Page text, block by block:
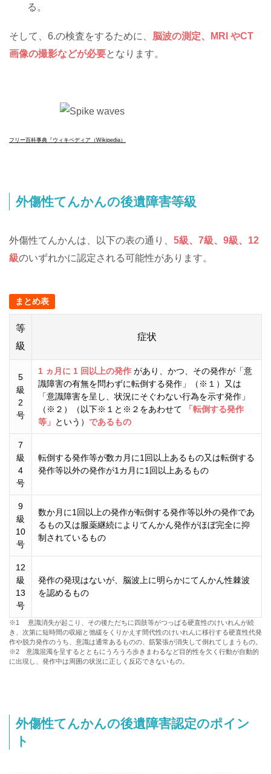
る。
そして、6.の検査をするために、 脳波の測定、 MRI やCT
画像の撮影などが必要となります。
フリー百科事典『ウィキペディア（Wikipedia）
外傷性てんかんの後遺障害等級
外傷性てんかんは、以下の表の通り、 5級、 7級、 9級、 12
級のいずれかに認定される可能性があります。
まとめ表
等
級
症状
5
級
2
号
1 ヵ月に 1 回以上の発作 があり、かつ、その発作が「意
識障害の有無を問わずに転倒する発作」（※１）又は
「意識障害を呈し、状況にそぐわない行為を示す発作」
（※２）（以下※１と※２をあわせて
「転倒する発作
等」 という） であるもの
7
級
4
号
転倒する発作等が数カ月に1回以上あるもの又は転倒する
発作等以外の発作が1カ月に1回以上あるもの
9
級
10
号
数か月に1回以上の発作が転倒する発作等以外の発作であ
るもの又は服薬継続によりてんかん発作がほぼ完全に抑
制されているもの
12
級
13
号
発作の発現はないが、脳波上に明らかにてんかん性棘波
を認めるもの
※1 意識消失が起こり、その後ただちに四肢等がつっぱる硬直性のけいれんが続
き、次第に短時間の収縮と弛緩をくりかえす間代性のけいれんに移行する硬直性代発
作や脱力発作のうち、意識は通常あるものの、筋緊張が消失して倒れてしまうもの。
※2 意識混濁を呈するとともにうろうろ歩きまわるなど目的性を欠く行動が自動的
に出現し、発作中は周囲の状況に正しく反応できないもの。
外傷性てんかんの後遺障害認定のポイン
ト